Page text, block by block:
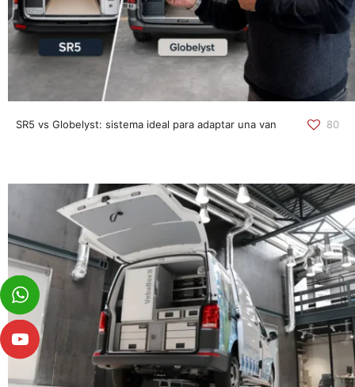
SR5 vs Globelyst: sistema ideal para adaptar una van 80